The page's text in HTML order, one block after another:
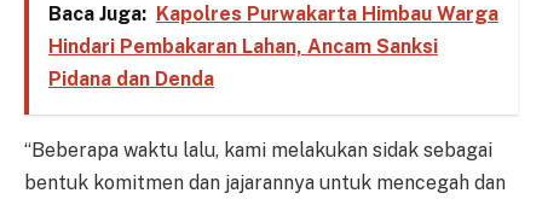
Baca Juga: Kapolres Purwakarta Himbau Warga
Hindari Pembakaran Lahan, Ancam Sanksi
Pidana dan Denda
“Beberapa waktu lalu, kami melakukan sidak sebagai
bentuk komitmen dan jajarannya untuk mencegah dan